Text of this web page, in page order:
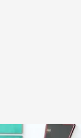
Álvaro habla con sus